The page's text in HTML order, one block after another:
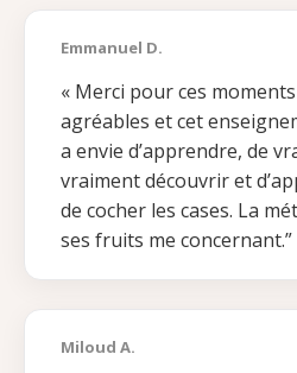
Emmanuel D.
« Merci pour ces
agréables et cet
a envie d’apprendre, de
vraiment découvrir et
de cocher les cases. La
ses fruits me concernant.”
Miloud A.